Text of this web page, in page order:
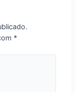
*